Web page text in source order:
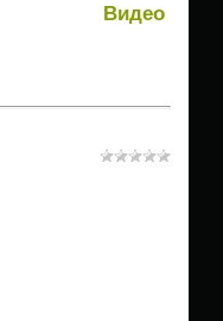
Видео